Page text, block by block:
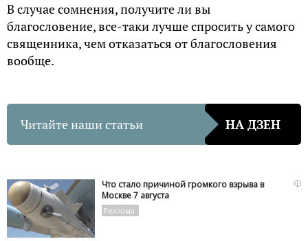
В случае сомнения, получите ли вы
благословение, все-таки лучше спросить у самого
священника, чем отказаться от благословения
вообще.
Читайте наши статьи НА ДЗЕН
i
Что стало причиной громкого взрыва в
Москве 7 августа